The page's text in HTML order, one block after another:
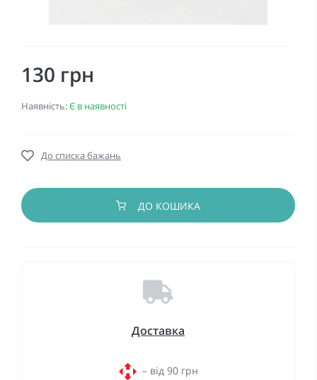
130 грн
Наявність:Є в наявності
До списка бажань
ДО КОШИКА
Доставка
– від 90 грн